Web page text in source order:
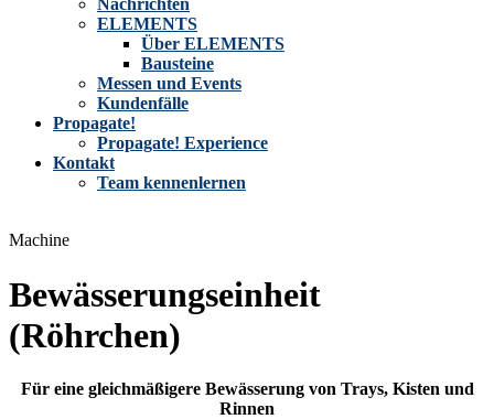
Nachrichten
ELEMENTS
Über ELEMENTS
Bausteine
Messen und Events
Kundenfälle
Propagate!
Propagate! Experience
Kontakt
Team kennenlernen
Machine
Bewässerungseinheit
(Röhrchen)
Für eine gleichmäßigere Bewässerung von Trays, Kisten und
Rinnen